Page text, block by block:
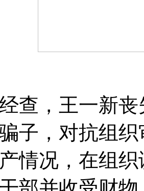
一新丧失
子，对抗组
情况，在组